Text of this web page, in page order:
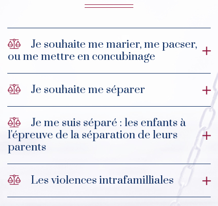
Je souhaite me marier, me pacser,
ou me mettre en concubinage
Je souhaite me séparer
Je me suis séparé : les enfants à
l'épreuve de la séparation de leurs
parents
Les violences intrafamilliales